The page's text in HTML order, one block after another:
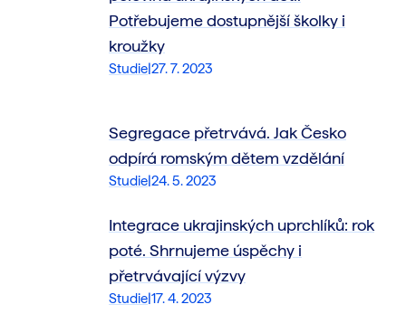
Studie|27. 7. 2023
Potřebujeme dostupnější školky i
kroužky
Studie|24. 5. 2023
Segregace přetrvává. Jak Česko
odpírá romským dětem vzdělání
Studie|17. 4. 2023
Integrace ukrajinských uprchlíků: rok
poté. Shrnujeme úspěchy i
přetrvávající výzvy